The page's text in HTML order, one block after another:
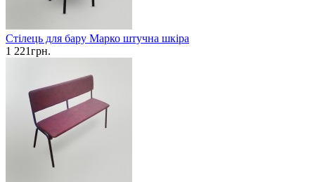
Стілець для бару Марко штучна шкіра
1 221грн.